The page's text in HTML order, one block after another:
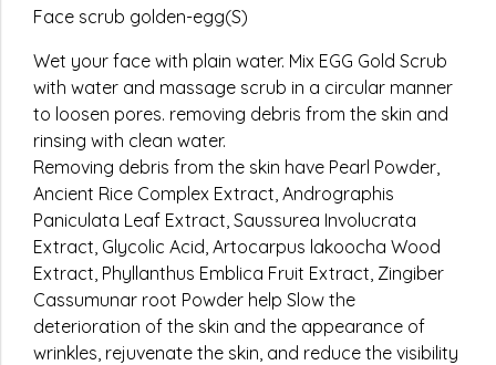
Face scrub golden-egg(S)
Wet your face with plain water. Mix EGG Gold Scrub
with water and massage scrub in a circular manner
to loosen pores. removing debris from the skin and
rinsing with clean water.
Removing debris from the skin have Pearl Powder,
Ancient Rice Complex Extract, Andrographis
Paniculata Leaf Extract, Saussurea Involucrata
Extract, Glycolic Acid, Artocarpus lakoocha Wood
Extract, Phyllanthus Emblica Fruit Extract, Zingiber
Cassumunar root Powder help Slow the
deterioration of the skin and the appearance of
wrinkles, rejuvenate the skin, and reduce the visibility